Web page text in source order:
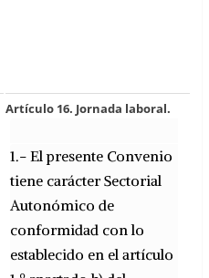
Artículo 16. Jornada laboral.
1.- El presente Convenio
tiene carácter Sectorial
Autonómico de
conformidad con lo
establecido en el artículo